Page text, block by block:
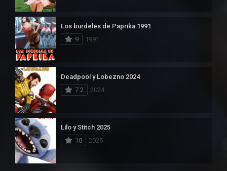
Los burdeles de Paprika 1991
9
1991
Deadpool y Lobezno 2024
7.2
2024
Lilo y Stitch 2025
10
2025